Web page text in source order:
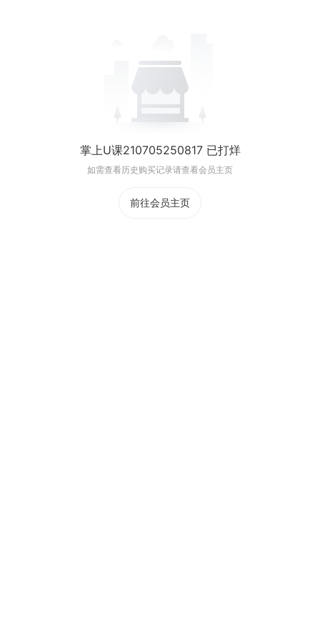
掌上U课210705250817 已打烊
如需查看历史购买记录请查看会员主页
前往会员主页